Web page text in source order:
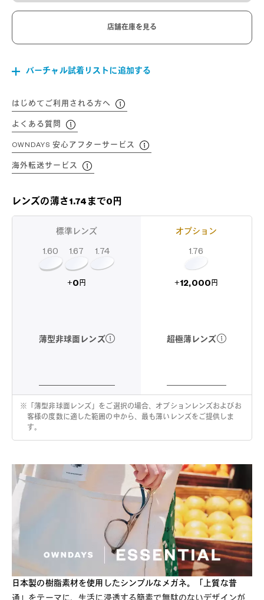
店舗在庫を見る
バーチャル試着リストに追加する
はじめてご利用される方へ
よくある質問
OWNDAYS 安心アフターサービス
海外転送サービス
レンズの薄さ1.74まで0円
標準レンズ
1.60 1.67 1.74
+0 円
薄型非球面レンズ
オプション
1.76
+12,000 円
超極薄レンズ
※
「薄型非球面レンズ」をご選択の場合、オプションレンズおよびお
客様の度数に適した範囲の中から、最も薄いレンズをご提供しま
す。
日本製の樹脂素材を使用したシンプルなメガネ。「上質な普
通」をテーマに、生活に浸透する簡素で無駄のないデザインが